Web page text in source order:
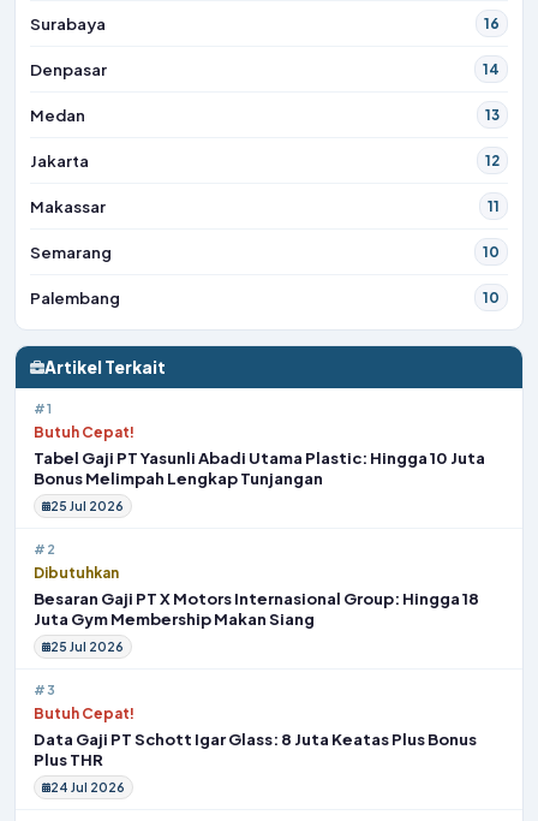
Surabaya 16
Denpasar 14
Medan 13
Jakarta 12
Makassar 11
Semarang 10
Palembang 10
Artikel Terkait
#1
Butuh Cepat!
Tabel Gaji PT Yasunli Abadi Utama Plastic: Hingga 10 Juta
Bonus Melimpah Lengkap Tunjangan
25 Jul 2026
#2
Dibutuhkan
Besaran Gaji PT X Motors Internasional Group: Hingga 18
Juta Gym Membership Makan Siang
25 Jul 2026
#3
Butuh Cepat!
Data Gaji PT Schott Igar Glass: 8 Juta Keatas Plus Bonus
Plus THR
24 Jul 2026